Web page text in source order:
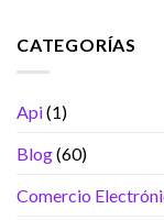
CATEGORÍAS
Api(1)
Blog(60)
Comercio